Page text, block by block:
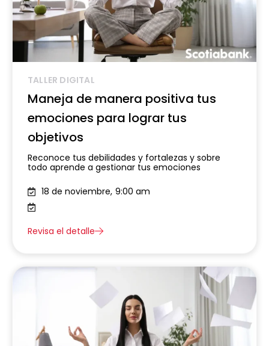
TALLER DIGITAL
Maneja de manera positiva tus
emociones para lograr tus
objetivos
Reconoce tus debilidades y fortalezas y sobre
todo aprende a gestionar tus emociones
18 de noviembre, 9:00 am
Revisa el detalle